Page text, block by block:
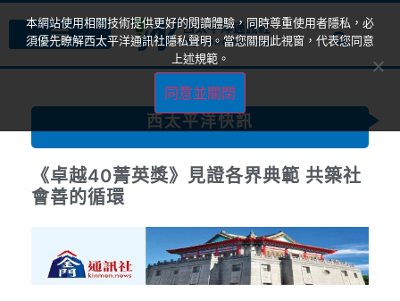
西太平洋快訊
卓越 40，致敬非凡影響力—台灣最具指
標性的菁英獎即將揭曉
本網站使用相關技術提供更好的閱讀體驗，同時尊重使用者隱私，必
須優先瞭解西太平洋通訊社隱私聲明。當您關閉此視窗，代表您同意
上述規範。
同意並關閉